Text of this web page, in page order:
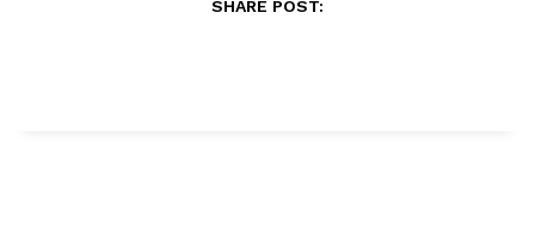
SHARE POST: